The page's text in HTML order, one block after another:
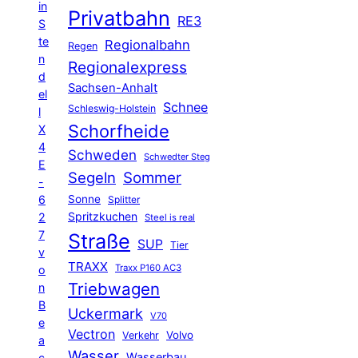
in
S
te
n
d
el
l
X
4
E
-
6
2
7
v
o
n
B
e
a
Privatbahn RE3
Regen Regionalbahn
Regionalexpress
Sachsen-Anhalt
Schleswig-Holstein Schnee
Schorfheide
Schweden Schwedter Steg
Segeln Sommer
Sonne Splitter
Spritzkuchen Steel is real
Straße SUP Tier
TRAXX Traxx P160 AC3
Triebwagen
Uckermark V70
Vectron Verkehr Volvo